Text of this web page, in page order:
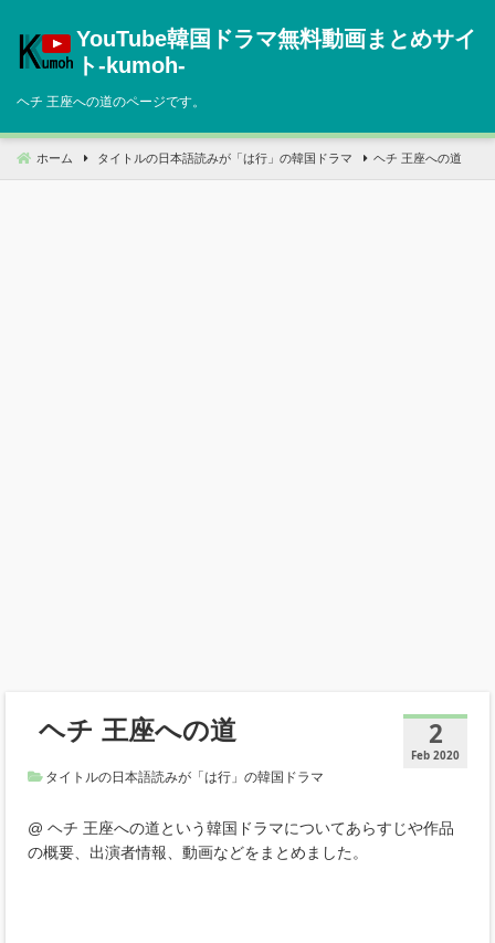
へ
動
YouTube韓国ドラマ無料動画まとめサイ
ト‐kumoh‐
ヘチ 王座への道のページです。
ホーム タイトルの日本語読みが「は行」の韓国ドラマ ヘチ 王座への道
2
Feb 2020
ヘチ 王座への道
タイトルの日本語読みが「は行」の韓国ドラマ
@ ヘチ 王座への道という韓国ドラマについてあらすじや作品
の概要、出演者情報、動画などをまとめました。